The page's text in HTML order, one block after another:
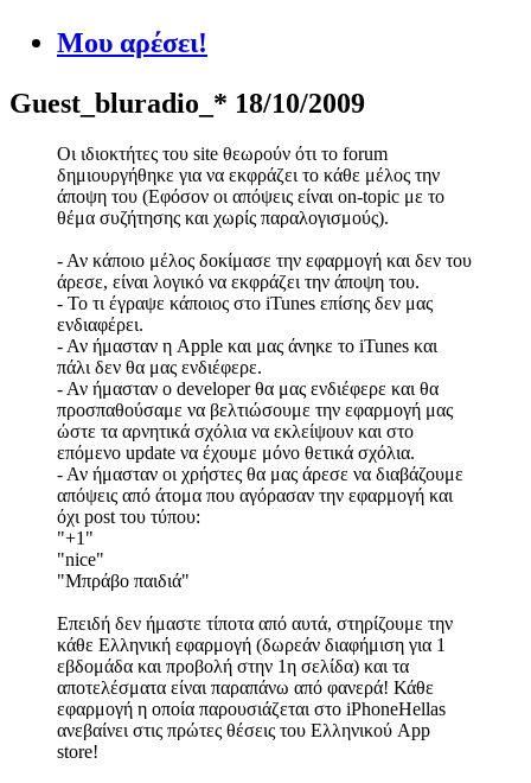
Μου αρέσει!
Guest_bluradio_* 18/10/2009
Οι ιδιοκτήτες του site θεωρούν ότι το forum
δημιουργήθηκε για να εκφράζει το κάθε μέλος την
άποψη του (Εφόσον οι απόψεις είναι on-topic με το
θέμα συζήτησης και χωρίς παραλογισμούς).
- Αν κάποιο μέλος δοκίμασε την εφαρμογή και δεν του
άρεσε, είναι λογικό να εκφράζει την άποψη του.
- Το τι έγραψε κάποιος στο iTunes επίσης δεν μας
ενδιαφέρει.
- Αν ήμασταν η Apple και μας άνηκε το iTunes και
πάλι δεν θα μας ενδιέφερε.
- Αν ήμασταν ο developer θα μας ενδιέφερε και θα
προσπαθούσαμε να βελτιώσουμε την εφαρμογή μας
ώστε τα αρνητικά σχόλια να εκλείψουν και στο
επόμενο update να έχουμε μόνο θετικά σχόλια.
- Αν ήμασταν οι χρήστες θα μας άρεσε να διαβάζουμε
απόψεις από άτομα που αγόρασαν την εφαρμογή και
όχι post του τύπου:
"+1"
"nice"
"Μπράβο παιδιά"
Επειδή δεν ήμαστε τίποτα από αυτά, στηρίζουμε την
κάθε Ελληνική εφαρμογή (δωρεάν διαφήμιση για 1
εβδομάδα και προβολή στην 1η σελίδα) και τα
αποτελέσματα είναι παραπάνω από φανερά! Κάθε
εφαρμογή η οποία παρουσιάζεται στο iPhoneHellas
ανεβαίνει στις πρώτες θέσεις του Eλληνικού App
store!